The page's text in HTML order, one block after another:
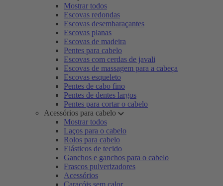
Mostrar todos
Escovas redondas
Escovas desembaraçantes
Escovas planas
Escovas de madeira
Pentes para cabelo
Escovas com cerdas de javali
Escovas de massagem para a cabeça
Escovas esqueleto
Pentes de cabo fino
Pentes de dentes largos
Pentes para cortar o cabelo
Acessórios para cabelo
Mostrar todos
Laços para o cabelo
Rolos para cabelo
Elásticos de tecido
Ganchos e ganchos para o cabelo
Frascos pulverizadores
Acessórios
Caracóis sem calor